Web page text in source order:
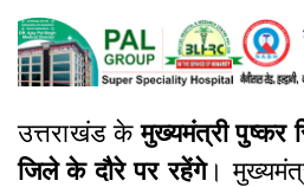
उत्तराखंड केमुख्यमंत्री पुष्कर
जिले के दौरे पर रहेंगे।